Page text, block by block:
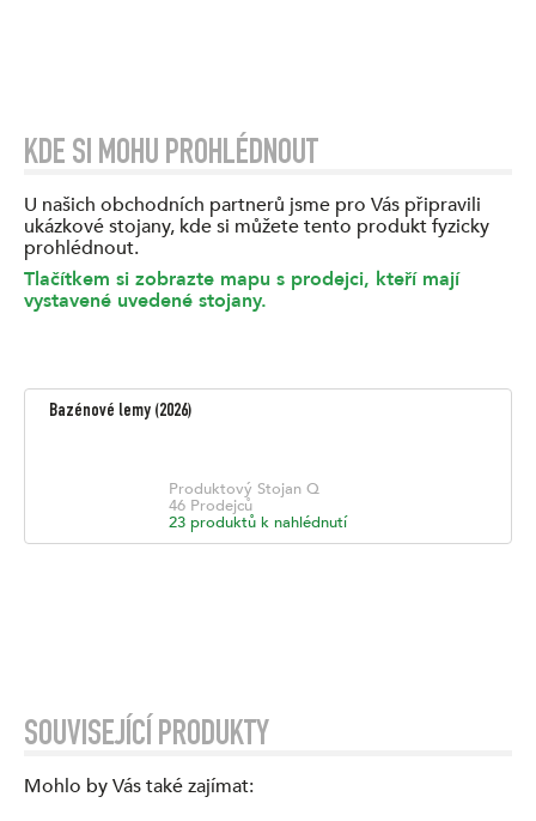
KDE SI MOHU PROHLÉDNOUT
U našich obchodních partnerů jsme pro Vás připravili
ukázkové stojany, kde si můžete tento produkt fyzicky
prohlédnout.
Tlačítkem si zobrazte mapu s prodejci, kteří mají
vystavené uvedené stojany.
Bazénové lemy (2026)
Produktový Stojan Q
46 Prodejců
23 produktů k nahlédnutí
SOUVISEJÍCÍ PRODUKTY
Mohlo by Vás také zajímat: